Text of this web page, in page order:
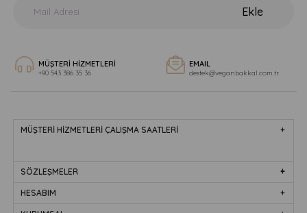
Ekle
MÜŞTERİ HİZMETLERİ
+90 543 386 35 36
EMAIL
destek@veganbakkal.com.tr
MÜŞTERİ HİZMETLERİ ÇALIŞMA SAATLERİ
SÖZLEŞMELER
HESABIM